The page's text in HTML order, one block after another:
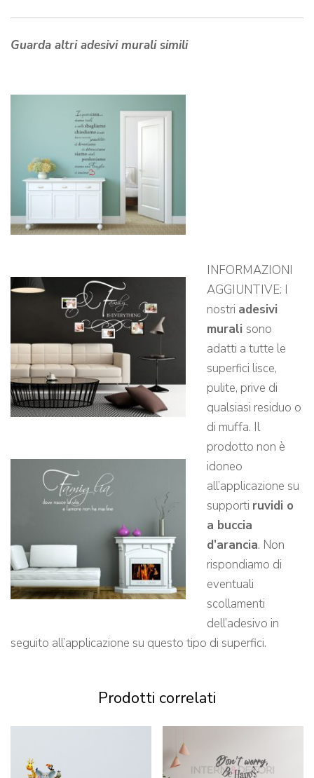
Guarda altri adesivi murali simili
INFORMAZIONI
AGGIUNTIVE: I
nostri adesivi
murali sono
adatti a tutte le
superfici lisce,
pulite, prive di
qualsiasi residuo o
di muffa. Il
prodotto non è
idoneo
all’applicazione su
supporti ruvidi o
a buccia
d’arancia. Non
rispondiamo di
eventuali
scollamenti
dell’adesivo in
seguito all’applicazione su questo tipo di superfici.
Prodotti correlati